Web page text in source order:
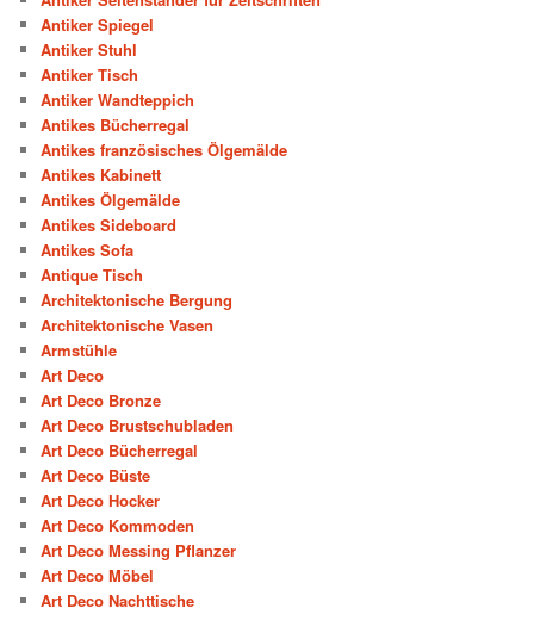
Antiker Spiegel
Antiker Stuhl
Antiker Tisch
Antiker Wandteppich
Antikes Bücherregal
Antikes französisches Ölgemälde
Antikes Kabinett
Antikes Ölgemälde
Antikes Sideboard
Antikes Sofa
Antique Tisch
Architektonische Bergung
Architektonische Vasen
Armstühle
Art Deco
Art Deco Bronze
Art Deco Brustschubladen
Art Deco Bücherregal
Art Deco Büste
Art Deco Hocker
Art Deco Kommoden
Art Deco Messing Pflanzer
Art Deco Möbel
Art Deco Nachttische